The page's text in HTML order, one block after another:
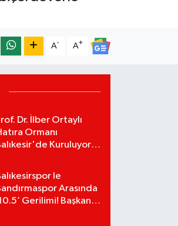
A- A+
Dr. İlber Ortaylı
Ormanı
Kuruluyor!
le
Arasında
Gerilimi! Başkan